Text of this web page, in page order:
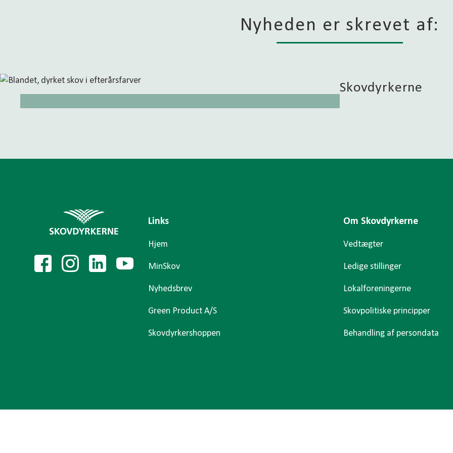
Nyheden er skrevet af:
Skovdyrkerne
Links
Hjem
MinSkov
Nyhedsbrev
Green Product A/S
Skovdyrkershoppen
Om Skovdyrkerne
Vedtægter
Ledige stillinger
Lokalforeningerne
Skovpolitiske principper
Behandling af persondata